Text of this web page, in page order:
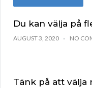
Du kan välja på
AUGUST 3, 2020 NO
Tänk på att välja